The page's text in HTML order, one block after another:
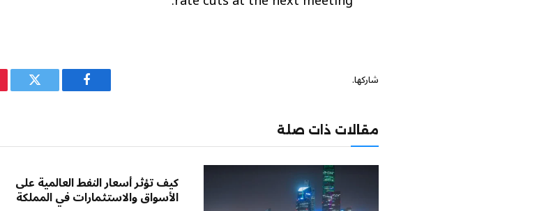
شاركها.
فيسبوك تويتر
مقالات ذات صلة
كيف تؤثر أسعار النفط العالمية على
الأسواق والاستثمارات في المملكة